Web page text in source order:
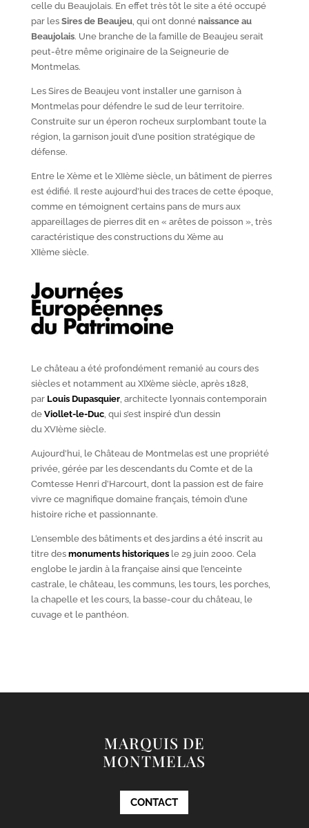
celle du Beaujolais. En effet très tôt le site a été occupé
par les Sires de Beaujeu, qui ont donné naissance au
Beaujolais. Une branche de la famille de Beaujeu serait
peut-être même originaire de la Seigneurie de
Montmelas.
Les Sires de Beaujeu vont installer une garnison à
Montmelas pour défendre le sud de leur territoire.
Construite sur un éperon rocheux surplombant toute la
région, la garnison jouit d’une position stratégique de
défense.
Entre le Xèmeet le XIIèmesiècle, un bâtiment de pierres
est édifié. Il reste aujourd’hui des traces de cette époque,
comme en témoignent certains pans de murs aux
appareillages de pierres dit en « arêtes de poisson », très
caractéristique des constructions du Xèmeau
XIIèmesiècle.
Le château a été profondément remanié au cours des
siècles et notamment au XIXèmesiècle, après 1828,
par Louis Dupasquier, architecte lyonnais contemporain
de Viollet-le-Duc, qui s’est inspiré d’un dessin
du XVIèmesiècle.
Aujourd’hui, le Château de Montmelas est une propriété
privée, gérée par les descendants du Comte et de la
Comtesse Henri d’Harcourt, dont la passion est de faire
vivre ce magnifique domaine français, témoin d’une
histoire riche et passionnante.
L’ensemble des bâtiments et des jardins a été inscrit au
titre des monuments historiquesle 29 juin 2000. Cela
englobe le jardin à la française ainsi que l’enceinte
castrale, le château, les communs, les tours, les porches,
la chapelle et les cours, la basse-cour du château, le
cuvage et le panthéon.
MARQUIS DE
MONTMELAS
CONTACT